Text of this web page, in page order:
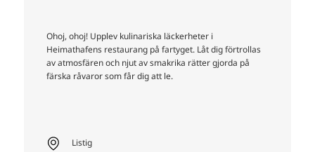
Ohoj, ohoj! Upplev kulinariska läckerheter i
Heimathafens restaurang på fartyget. Låt dig förtrollas
av atmosfären och njut av smakrika rätter gjorda på
färska råvaror som får dig att le.
Listig